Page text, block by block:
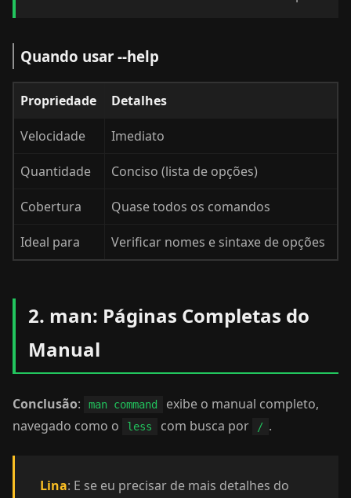
Quando usar --help
Propriedade Detalhes
Velocidade Imediato
Quantidade Conciso (lista de opções)
Cobertura Quase todos os comandos
Ideal para Verificar nomes e sintaxe de opções
2. man: Páginas Completas do
Manual
Conclusão: man command
exibe o manual completo,
navegado como o
less com busca por / .
Lina: E se eu precisar de mais detalhes do